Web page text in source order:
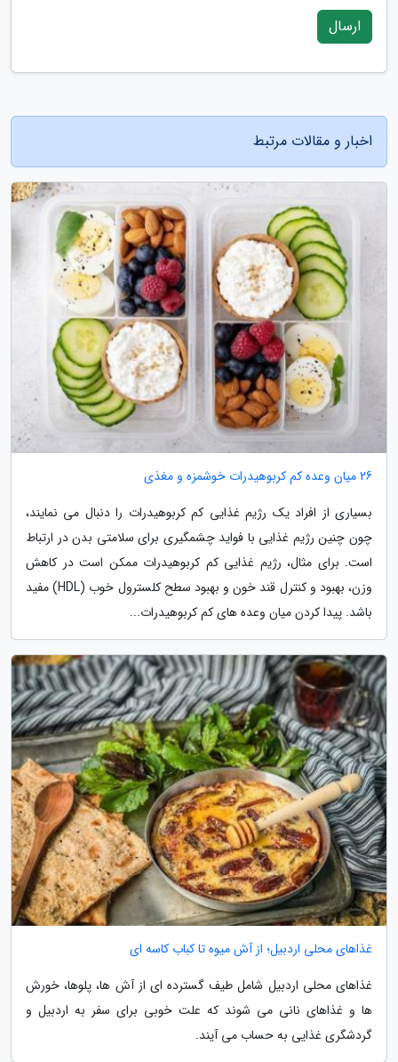
ارسال
اخبار و مقالات مرتبط
26 میان وعده کم کربوهیدرات خوشمزه و مغذی
بسیاری از افراد یک رژیم غذایی کم کربوهیدرات را دنبال می نمایند،
چون چنین رژیم غذایی با فواید چشمگیری برای سلامتی بدن در ارتباط
است. برای مثال، رژیم غذایی کم کربوهیدرات ممکن است در کاهش
وزن، بهبود و کنترل قند خون و بهبود سطح کلسترول خوب (HDL) مفید
باشد. پیدا کردن میان وعده های کم کربوهیدرات...
غذاهای محلی اردبیل؛ از آش میوه تا کباب کاسه ای
غذاهای محلی اردبیل شامل طیف گسترده ای از آش ها، پلوها، خورش
ها و غذاهای نانی می شوند که علت خوبی برای سفر به اردبیل و
گردشگری غذایی به حساب می آیند.